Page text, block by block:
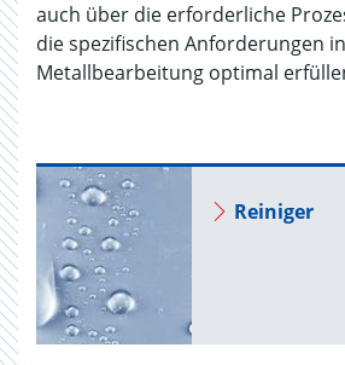
auch über die erforderliche
die spezifischen Anforderungen
Metallbearbeitung optimal
Rei­ni­ger